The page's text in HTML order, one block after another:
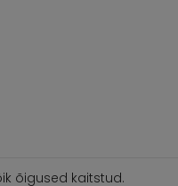
õigused kaitstud.